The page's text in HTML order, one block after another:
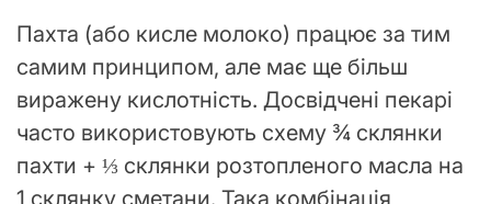
Пахта (або кисле молоко) працює за тим
самим принципом, але має ще більш
виражену кислотність. Досвідчені пекарі
часто використовують схему ¾ склянки
пахти + ⅓ склянки розтопленого масла на
1 склянку сметани. Така комбінація